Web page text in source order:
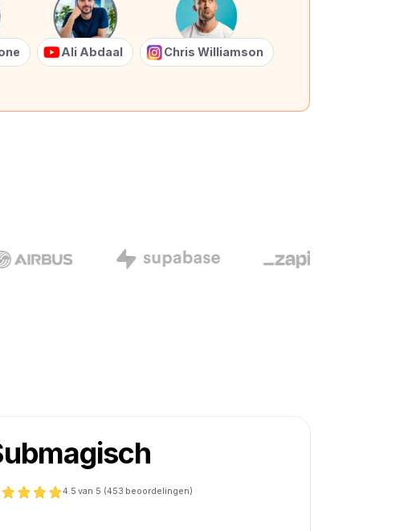
Ali Abdaal Chris Williamson
4.5 van 5 (453 beoordelingen)